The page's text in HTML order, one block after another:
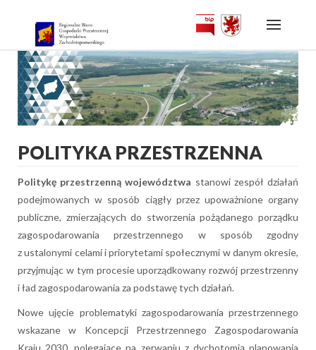
POLITYKA PRZESTRZENNA
Politykę przestrzenną województwa stanowi zespół działań
podejmowanych w sposób ciągły przez upoważnione organy
publiczne, zmierzających do stworzenia pożądanego porządku
zagospodarowania przestrzennego w sposób zgodny
z ustalonymi celami i priorytetami społecznymi w danym okresie,
przyjmując w tym procesie uporządkowany rozwój przestrzenny
i ład zagospodarowania za podstawę tych działań.
Nowe ujęcie problematyki zagospodarowania przestrzennego
wskazane w Koncepcji Przestrzennego Zagospodarowania
Kraju 2030, polegające na zerwaniu z dychotomią planowania